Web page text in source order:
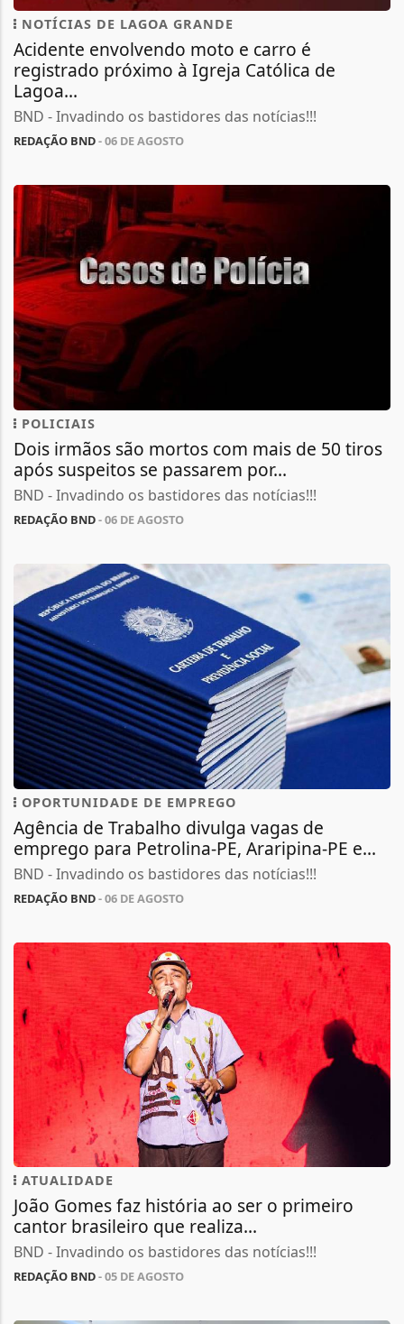
NOTÍCIAS DE LAGOA GRANDE
Acidente envolvendo moto e carro é
registrado próximo à Igreja Católica de
Lagoa...
BND - Invadindo os bastidores das notícias!!!
REDAÇÃO BND- 06 DE AGOSTO
POLICIAIS
Dois irmãos são mortos com mais de 50 tiros
após suspeitos se passarem por...
BND - Invadindo os bastidores das notícias!!!
REDAÇÃO BND- 06 DE AGOSTO
OPORTUNIDADE DE EMPREGO
Agência de Trabalho divulga vagas de
emprego para Petrolina-PE, Araripina-PE e...
BND - Invadindo os bastidores das notícias!!!
REDAÇÃO BND- 06 DE AGOSTO
ATUALIDADE
João Gomes faz história ao ser o primeiro
cantor brasileiro que realiza...
BND - Invadindo os bastidores das notícias!!!
REDAÇÃO BND- 05 DE AGOSTO